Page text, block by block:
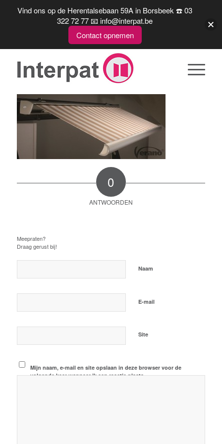
0
ANTWOORDEN
Meepraten?
Draag gerust bij!
Naam
E-mail
Site
Mijn naam, e-mail en site opslaan in deze browser voor de
volgende keer wanneer ik een reactie plaats.
Vind ons op de Herentalsebaan 59A in Borsbeek ☎️ 03
322 72 77 📧 info@interpat.be
Contact opnemen